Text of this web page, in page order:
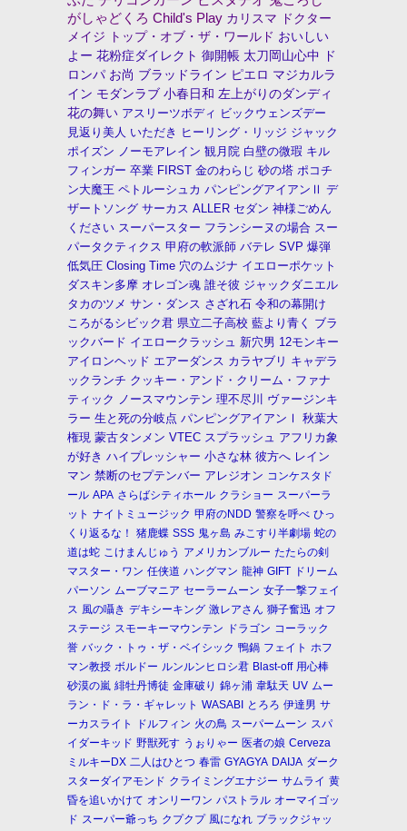
がしゃどくろ Child's Play カリスマ
ドクター
メイジ
トップ・オブ・ザ・ワールド おいしい
よー 花粉症ダイレクト 御開帳 太刀岡山心中
ド
ロンパ お尚 ブラッドライン ピエロ マジカルラ
イン モダンラブ 小春日和 左上がりのダンディ
花の舞い アスリーツボディ ビックウェンズデー
見返り美人 いただき ヒーリング・リッジ ジャック
ポイズン ノーモアレイン 観月院 白壁の微瑕 キル
フィンガー 卒業 FIRST 金のわらじ 砂の塔 ポコチ
ン大魔王 ペトルーシュカ パンピングアイアンⅡ デ
ザートソング サーカス ALLER セダン 神様ごめん
ください スーパースター フランシーヌの場合 スー
パータクティクス 甲府の軟派師 バテレ SVP 爆弾
低気圧 Closing Time 穴のムジナ イエローポケット
ダスキン多摩 オレゴン魂 誰そ彼 ジャックダニエル
タカのツメ サン・ダンス さざれ石 令和の幕開け
ころがるシビック君 県立二子高校 藍より青く ブラ
ックバード イエロークラッシュ 新穴男 12モンキー
アイロンヘッド エアーダンス カラヤブリ キャデラ
ックランチ クッキー・アンド・クリーム・ファナ
ティック ノースマウンテン 理不尽川
ヴァージンキ
ラー 生と死の分岐点 パンピングアイアンⅠ
秋葉大
権現 蒙古タンメン VTEC スプラッシュ アフリカ象
が好き ハイプレッシャー 小さな林 彼方へ レイン
マン 禁断のセプテンバー アレジオン コンケスタド
ール APA さらばシティホール クラショー スーパーラ
ット ナイトミュージック 甲府のNDD 警察を呼べ ひっ
くり返るな！
猪鹿蝶 SSS 鬼ヶ島 みこすり半劇場 蛇の
道は蛇 こけまんじゅう アメリカンブルー たたらの剣
マスター・ワン 任侠道 ハングマン 龍神 GIFT ドリーム
パーソン ムーブマニア セーラームーン 女子一撃フェイ
ス 風の囁き デキシーキング 激レアさん 獅子奮迅 オフ
ステージ スモーキーマウンテン ドラゴン コーラック
誉 バック・トゥ・ザ・ベイシック 鴨鍋 フェイト ホフ
マン教授 ボルドー ルンルンヒロシ君 Blast-off 用心棒
砂漠の嵐 緋牡丹博徒 金庫破り 錦ヶ浦 韋駄天 UV ムー
ラン・ド・ラ・ギャレット WASABI とろろ 伊達男 サ
ーカスライト
ドルフィン 火の鳥 スーパームーン スパ
イダーキッド 野獣死す うぉりゃー 医者の娘 Cerveza
ミルキーDX 二人はひとつ 春雷 GYAGYA DAIJA ダーク
スターダイアモンド クライミングエナジー サムライ 黄
昏を追いかけて オンリーワン パストラル オーマイゴッ
ド スーパー爺っち クプクプ 風になれ ブラックジャッ